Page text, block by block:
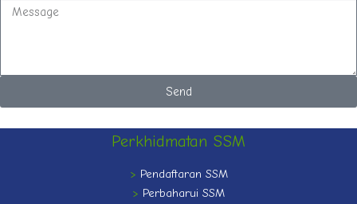
Send
Perkhidmatan SSM
> Pendaftaran SSM
> Perbaharui SSM